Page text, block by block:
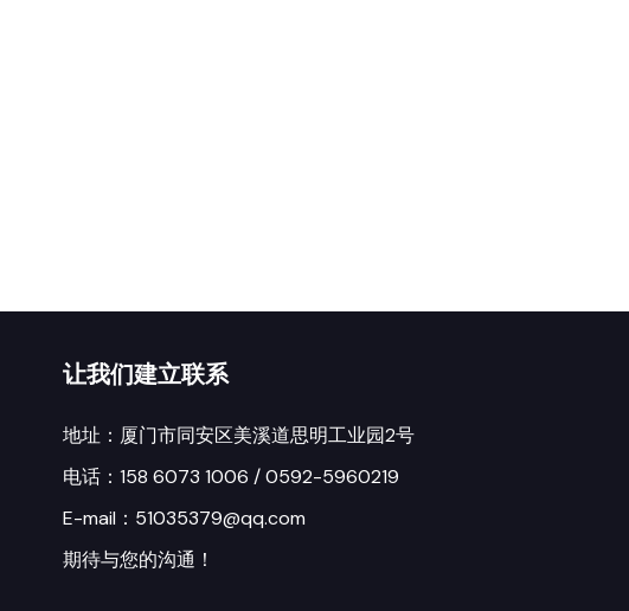
让我们建立联系
地址：厦门市同安区美溪道思明工业园2号
电话：158 6073 1006 / 0592-5960219
E-mail：51035379@qq.com
期待与您的沟通！